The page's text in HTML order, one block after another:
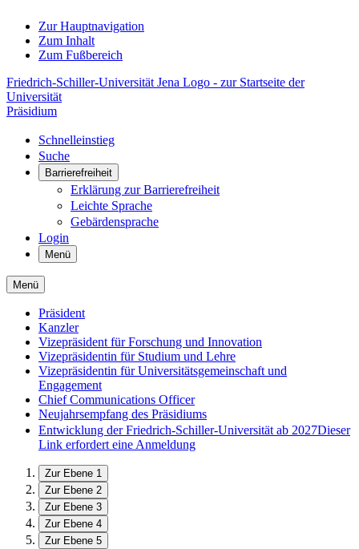
Zur Hauptnavigation
Zum Inhalt
Zum Fußbereich
Friedrich-Schiller-Universität Jena Logo - zur Startseite der
Universität
Präsidium
Schnelleinstieg
Suche
Barrierefreiheit
Erklärung zur Barrierefreiheit
Leichte Sprache
Gebärdensprache
Login
Menü
Menü
Präsident
Kanzler
Vizepräsident für Forschung und Innovation
Vizepräsidentin für Studium und Lehre
Vizepräsidentin für Universitätsgemeinschaft und
Engagement
Chief Communications Officer
Neujahrsempfang des Präsidiums
Entwicklung der Friedrich-Schiller-Universität ab 2027Dieser
Link erfordert eine Anmeldung
Zur Ebene 1
Zur Ebene 2
Zur Ebene 3
Zur Ebene 4
Zur Ebene 5